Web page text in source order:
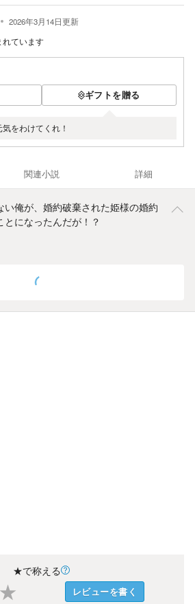
2026年3月14日更新
れています
ギフトを贈る
をわけてくれ！
関連小説 詳細
俺が、婚約破棄された姫様の婚約
になったんだが！？
★で称える
★ レビューを書く